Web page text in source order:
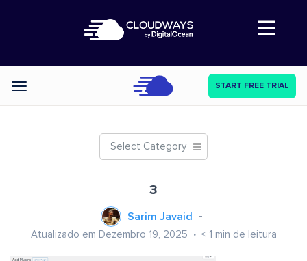
Abre a navegação
Categories START FREE TRIAL
Select Category
3
Sarim Javaid
Atualizado em Dezembro 19, 2025 < 1 min de leitura